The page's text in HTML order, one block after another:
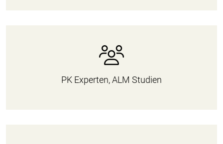
PK Experten, ALM Studien